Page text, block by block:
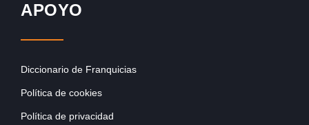
APOYO
Diccionario de Franquicias
Política de cookies
Política de privacidad